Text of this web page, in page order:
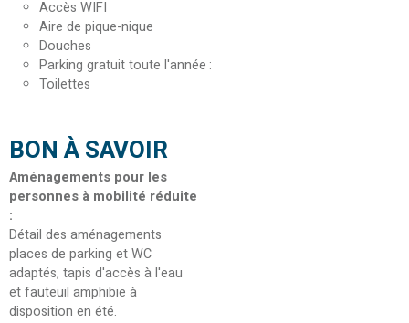
Accès WIFI
Aire de pique-nique
Douches
Parking gratuit toute l'année
Toilettes
BON À SAVOIR
Aménagements pour les
personnes à mobilité réduite
:
Détail des aménagements
places de parking et WC
adaptés, tapis d'accès à l'eau
et fauteuil amphibie à
disposition en été